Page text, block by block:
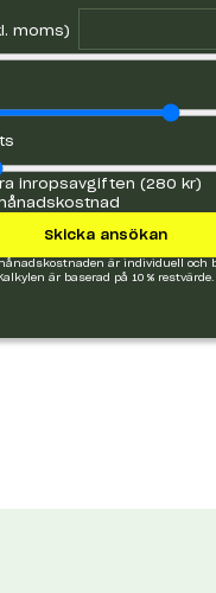
moms)
inropsavgiften (280 kr)
Skicka ansökan
är individuell och
är baserad på 10 % restvärde.